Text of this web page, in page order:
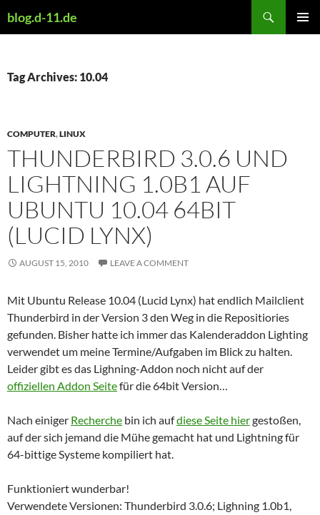
toblog.d-11.de
Tag Archives: 10.04
COMPUTER,LINUX
THUNDERBIRD 3.0.6 UND
LIGHTNING 1.0B1 AUF
UBUNTU 10.04 64BIT
(LUCID LYNX)
AUGUST 15, 2010 LEAVE A COMMENT
Mit Ubuntu Release 10.04 (Lucid Lynx) hat endlich Mailclient
Thunderbird in der Version 3 den Weg in die Repositiories
gefunden. Bisher hatte ich immer das Kalenderaddon Lighting
verwendet um meine Termine/Aufgaben im Blick zu halten.
Leider gibt es das Lighning-Addon noch nicht auf der
offiziellen Addon Seitefür die 64bit Version…
Nach einiger Recherche bin ich aufdiese Seite hiergestoßen,
auf der sich jemand die Mühe gemacht hat und Lightning für
64-bittige Systeme kompiliert hat.
Funktioniert wunderbar!
Verwendete Versionen: Thunderbird 3.0.6; Lighning 1.0b1,